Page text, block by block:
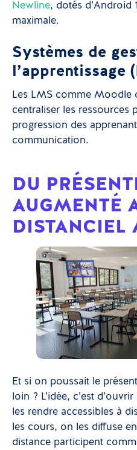
Newline, dotés d’Android
maximale.
Systèmes de
l’apprentissage
Les LMS comme Moodle
centraliser les ressources
progression des
communication.
DU
AUGMENTÉ
DISTANCIEL
Et si on poussait le
loin ? L’idée, c’est
les rendre accessibles à
les cours, on les diffuse
distance participent